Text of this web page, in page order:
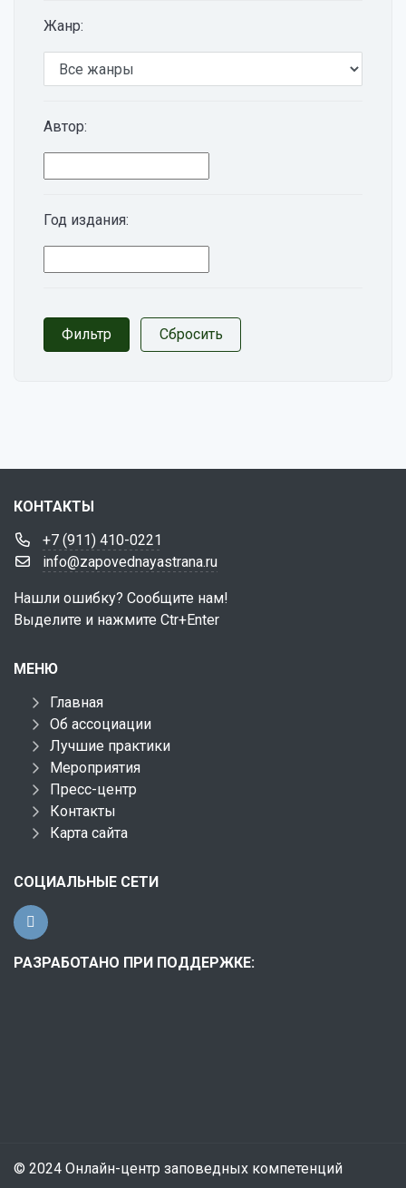
Жанр:
Автор:
Год издания:
КОНТАКТЫ
+7 (911) 410-0221
info@zapovednayastrana.ru
Нашли ошибку? Сообщите нам!
Выделите и нажмите Ctr+Enter
МЕНЮ
Главная
Об ассоциации
Лучшие практики
Мероприятия
Пресс-центр
Контакты
Карта сайта
СОЦИАЛЬНЫЕ СЕТИ
РАЗРАБОТАНО ПРИ ПОДДЕРЖКЕ:
© 2024 Онлайн-центр заповедных компетенций